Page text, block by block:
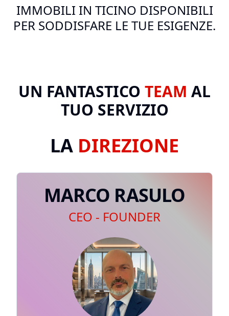
IMMOBILI IN TICINO DISPONIBILI
PER SODDISFARE LE TUE ESIGENZE.
UN FANTASTICO TEAM AL
TUO SERVIZIO
LA DIREZIONE
MARCO RASULO
CEO - FOUNDER